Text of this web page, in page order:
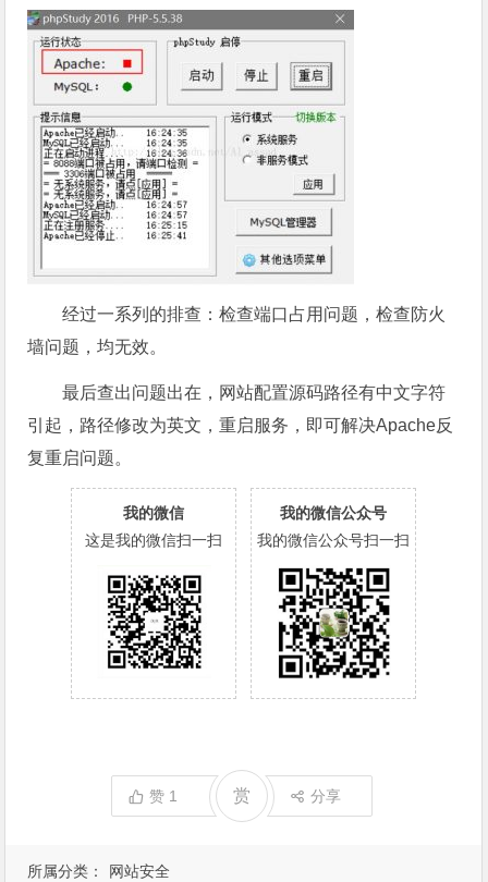
所属分类： 网站安全
经过一系列的排查：检查端口占用问题，检查防火
墙问题，均无效。
最后查出问题出在，网站配置源码路径有中文字符
引起，路径修改为英文，重启服务，即可解决Apache反
复重启问题。
我的微信
这是我的微信扫一扫
我的微信公众号
我的微信公众号扫一扫
赞 1 赏 分享